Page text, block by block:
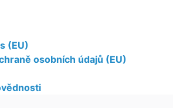
(EU)
osobních údajů (EU)